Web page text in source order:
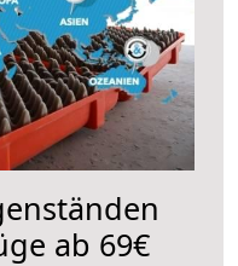
ab 69€